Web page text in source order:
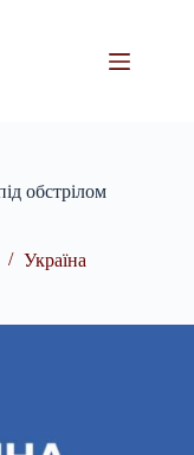
обстрілом
Україна